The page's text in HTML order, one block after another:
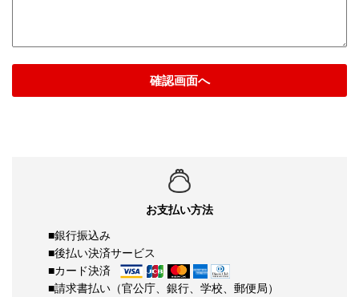
確認画面へ
お支払い方法
■銀行振込み
■後払い決済サービス
■カード決済
■請求書払い（官公庁、銀行、学校、郵便局）